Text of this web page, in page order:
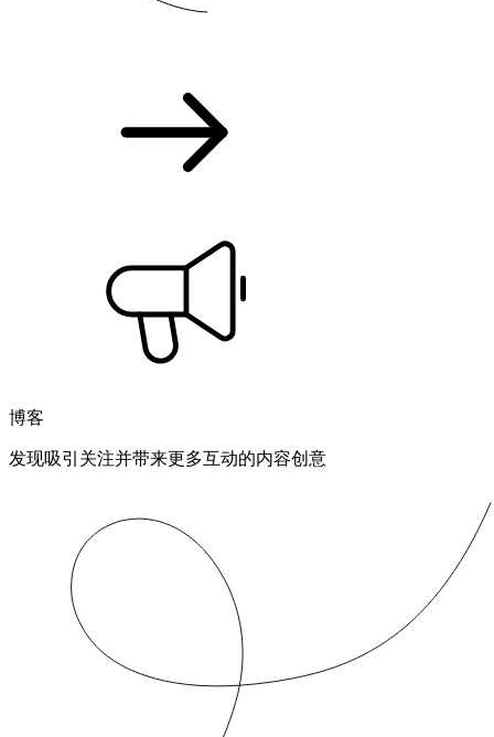
博客
发现吸引关注并带来更多互动的内容创意